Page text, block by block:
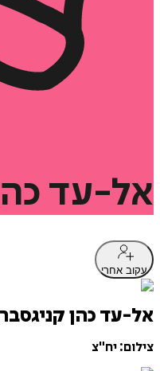
אל-עד
עקוב אחרי
אל-עד כהן
צילום: יח"צ